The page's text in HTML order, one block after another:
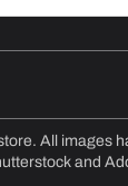
All images
and